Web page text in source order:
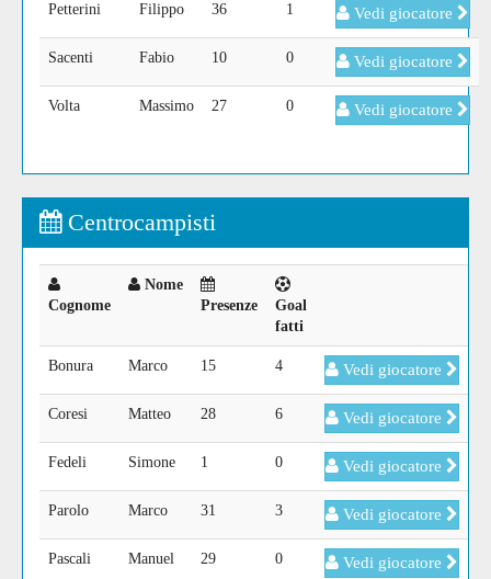
Petterini Filippo 36 1 Vedi giocatore
Sacenti Fabio 10 0 Vedi giocatore
Volta Massimo 27 0 Vedi giocatore
Centrocampisti
Cognome
Nome
Presenze
Goal
fatti
Bonura Marco 15 4 Vedi giocatore
Coresi Matteo 28 6 Vedi giocatore
Fedeli Simone 1 0 Vedi giocatore
Parolo Marco 31 3 Vedi giocatore
Pascali Manuel 29 0 Vedi giocatore